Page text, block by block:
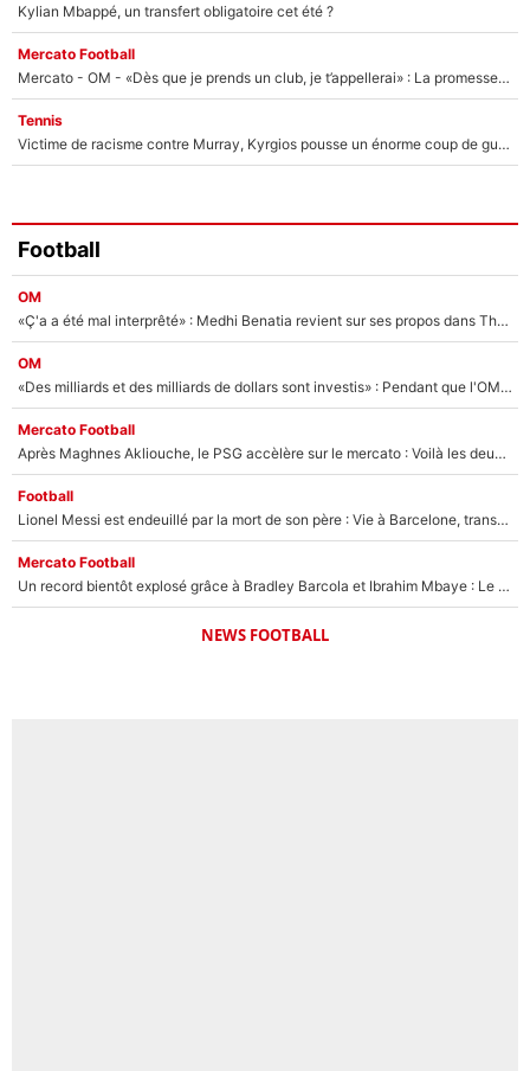
Kylian Mbappé, un transfert obligatoire cet été ?
Mercato Football
Mercato - OM - «Dès que je prends un club, je t’appellerai» : La promesse de Marcelino au moment de claquer la porte
Tennis
Victime de racisme contre Murray, Kyrgios pousse un énorme coup de gueule !
Football
OM
«Ç'a a été mal interprêté» : Medhi Benatia revient sur ses propos dans The Bridge et précise ses conditions pour rejoindre le PSG !
OM
«Des milliards et des milliards de dollars sont investis» : Pendant que l'OM est en pleine crise financière, Frank McCourt lance un nouveau projet à 260M€ !
Mercato Football
Après Maghnes Akliouche, le PSG accèlère sur le mercato : Voilà les deux nouvelles recrues qui vont signer la semaine prochaine ?
Football
Lionel Messi est endeuillé par la mort de son père : Vie à Barcelone, transfert au PSG... voilà comment Jorge Messi a joué un rôle essentiel dans sa carrière !
Mercato Football
Un record bientôt explosé grâce à Bradley Barcola et Ibrahim Mbaye : Le PSG sur le point de réaliser un mercato historique ?
NEWS FOOTBALL